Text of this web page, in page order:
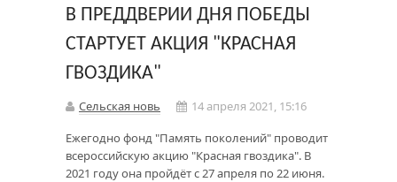
В ПРЕДДВЕРИИ ДНЯ ПОБЕДЫ
СТАРТУЕТ АКЦИЯ "КРАСНАЯ
ГВОЗДИКА"
Сельская новь
14 апреля 2021, 15:16
Ежегодно фонд "Память поколений" проводит
всероссийскую акцию "Красная гвоздика". В
2021 году она пройдёт с 27 апреля по 22 июня.